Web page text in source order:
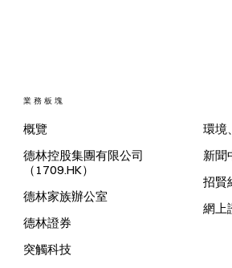
業務板塊
概覽
德林控股集團有限公司
（1709.HK）
德林家族辦公室
德林證券
突觸科技
環境
新聞
招賢
網上